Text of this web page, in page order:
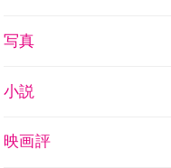
写真
小説
映画評